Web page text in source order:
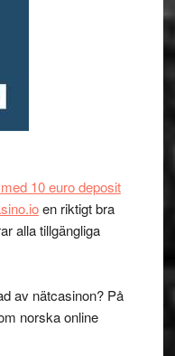
10 euro deposit
en riktigt bra
alla tillgängliga
av nätcasinon? På
norska online